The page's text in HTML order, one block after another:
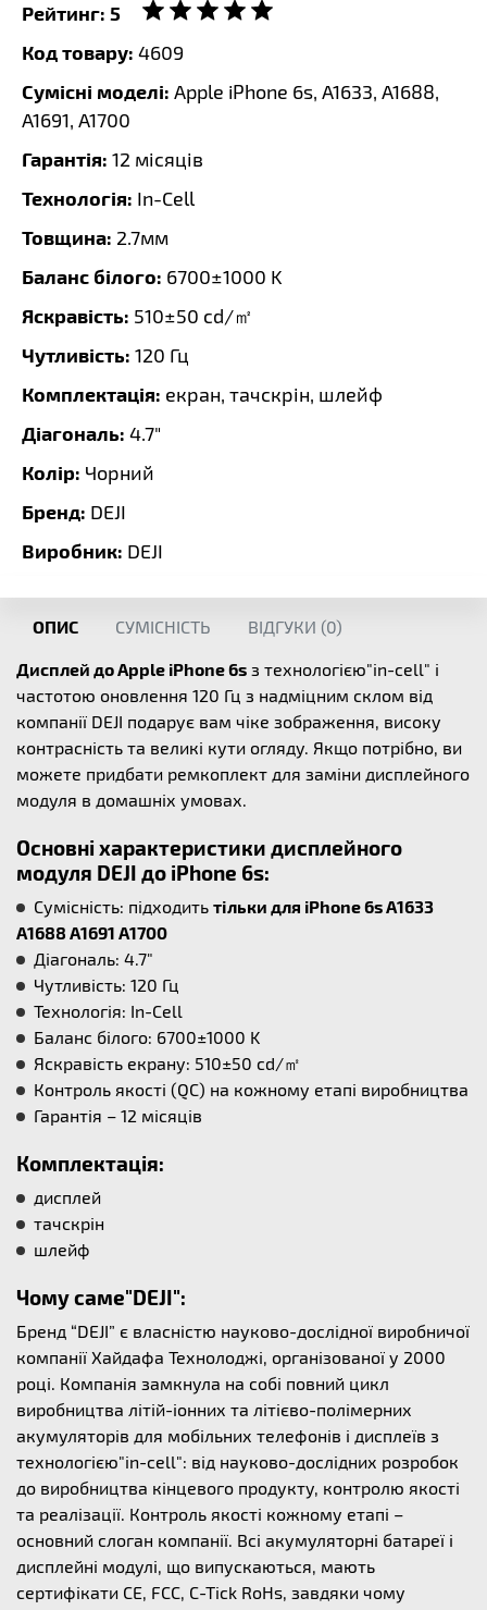
Рейтинг: 5
Код товару: 4609
Сумісні моделі: Apple iPhone 6s, A1633, A1688,
A1691, A1700
Гарантія: 12 місяців
Технологія: In-Cell
Товщина: 2.7мм
Баланс білого: 6700±1000 K
Яскравість: 510±50 cd/㎡
Чутливість: 120 Гц
Комплектація: екран, тачскрін, шлейф
Діагональ: 4.7"
Колір: Чорний
Бренд: DEJI
Виробник: DEJI
ОПИС СУМІСНІСТЬ ВІДГУКИ (0)
Дисплей до Apple iPhone 6s з технологією"in-cell" і
частотою оновлення 120 Гц з надміцним склом від
компанії DEJI подарує вам чіке зображення, високу
контрасність та великі кути огляду. Якщо потрібно, ви
можете придбати ремкоплект для заміни дисплейного
модуля в домашніх умовах.
Основні характеристики дисплейного
модуля DEJI до iPhone 6s:
Cумісність: підходить тільки для iPhone 6s A1633
A1688 A1691 A1700
Діагональ: 4.7"
Чутливість: 120 Гц
Технологія: In-Cell
Баланс білого: 6700±1000 K
Яскравість екрану: 510±50 cd/㎡
Контроль якості (QC) на кожному етапі виробництва
Гарантія – 12 місяців
Комплектація:
дисплей
тачскрін
шлейф
Чому саме"DEJI":
Бренд “DEJI” є власністю науково-дослідної виробничої
компанії Хайдафа Технолоджі, організованої у 2000
році. Компанія замкнула на собі повний цикл
виробництва літій-іонних та літієво-полімерних
акумуляторів для мобільних телефонів і дисплеїв з
технологією"in-cell": від науково-дослідних розробок
до виробництва кінцевого продукту, контролю якості
та реалізації. Контроль якості кожному етапі –
основний слоган компанії. Всі акумуляторні батареї і
дисплейні модулі, що випускаються, мають
сертифікати CE, FCC, C-Tick RoHs, завдяки чому